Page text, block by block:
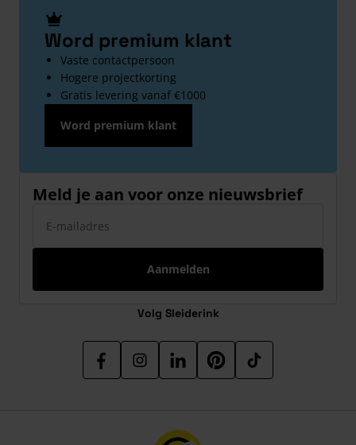
Word premium klant
Vaste contactpersoon
Hogere projectkorting
Gratis levering vanaf €1000
Word premium klant
Meld je aan voor onze nieuwsbrief
Aanmelden
Volg Sleiderink